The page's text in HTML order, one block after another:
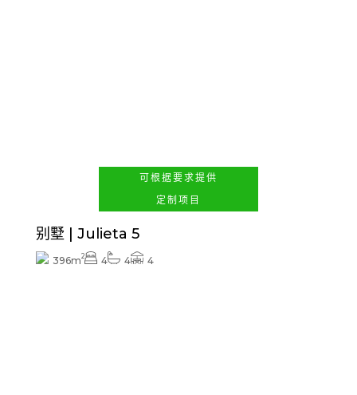
可根据要求提供
定制项目
别墅 | Julieta 5
396m2 4 4 4